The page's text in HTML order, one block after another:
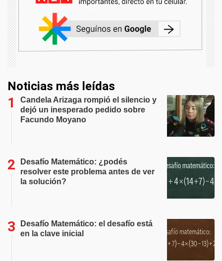
Noticias más leídas
Candela Arizaga rompió el silencio y
dejó un inesperado pedido sobre
Facundo Moyano
Desafío Matemático: ¿podés
resolver este problema antes de ver
la solución?
Desafío Matemático: el desafío está
en la clave inicial